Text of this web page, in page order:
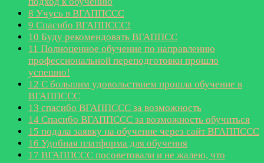
8 Учусь в ВГАППССС
9 Спасибо ВГАППССС!
10 Буду рекомендовать ВГАППСС
11 Полноценное обучение по направлению
профессиональной переподготовки прошло
успешно!
12 С большим удовольствием прошла обучение в
ВГАППССС
13 спасибо ВГАППССС за возможность
14 Спасибо ВГАППССС за возможность обучиться
15 подала заявку на обучение через сайт ВГАППССС
16 Удобная платформа для обучения
17 ВГАППССС посоветовали и не жалею, что